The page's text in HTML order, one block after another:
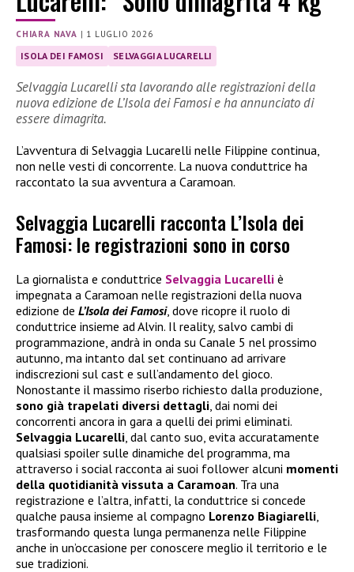
CHIARA NAVA | 1 LUGLIO 2026
ISOLA DEI FAMOSI SELVAGGIA LUCARELLI
Selvaggia Lucarelli sta lavorando alle registrazioni della
nuova edizione de L’Isola dei Famosi e ha annunciato di
essere dimagrita.
L’avventura di Selvaggia Lucarelli nelle Filippine continua,
non nelle vesti di concorrente. La nuova conduttrice ha
raccontato la sua avventura a Caramoan.
Selvaggia Lucarelli racconta L’Isola dei
Famosi: le registrazioni sono in corso
La giornalista e conduttrice Selvaggia Lucarelli è
impegnata a Caramoan nelle registrazioni della nuova
edizione de L’Isola dei Famosi, dove ricopre il ruolo di
conduttrice insieme ad Alvin. Il reality, salvo cambi di
programmazione, andrà in onda su Canale 5 nel prossimo
autunno, ma intanto dal set continuano ad arrivare
indiscrezioni sul cast e sull’andamento del gioco.
Nonostante il massimo riserbo richiesto dalla produzione,
sono già trapelati diversi dettagli , dai nomi dei
concorrenti ancora in gara a quelli dei primi eliminati.
Selvaggia Lucarelli , dal canto suo, evita accuratamente
qualsiasi spoiler sulle dinamiche del programma, ma
attraverso i social racconta ai suoi follower alcuni momenti
della quotidianità vissuta a Caramoan. Tra una
registrazione e l’altra, infatti, la conduttrice si concede
qualche pausa insieme al compagno Lorenzo Biagiarelli
trasformando questa lunga permanenza nelle Filippine
anche in un’occasione per conoscere meglio il territorio e le
sue tradizioni.